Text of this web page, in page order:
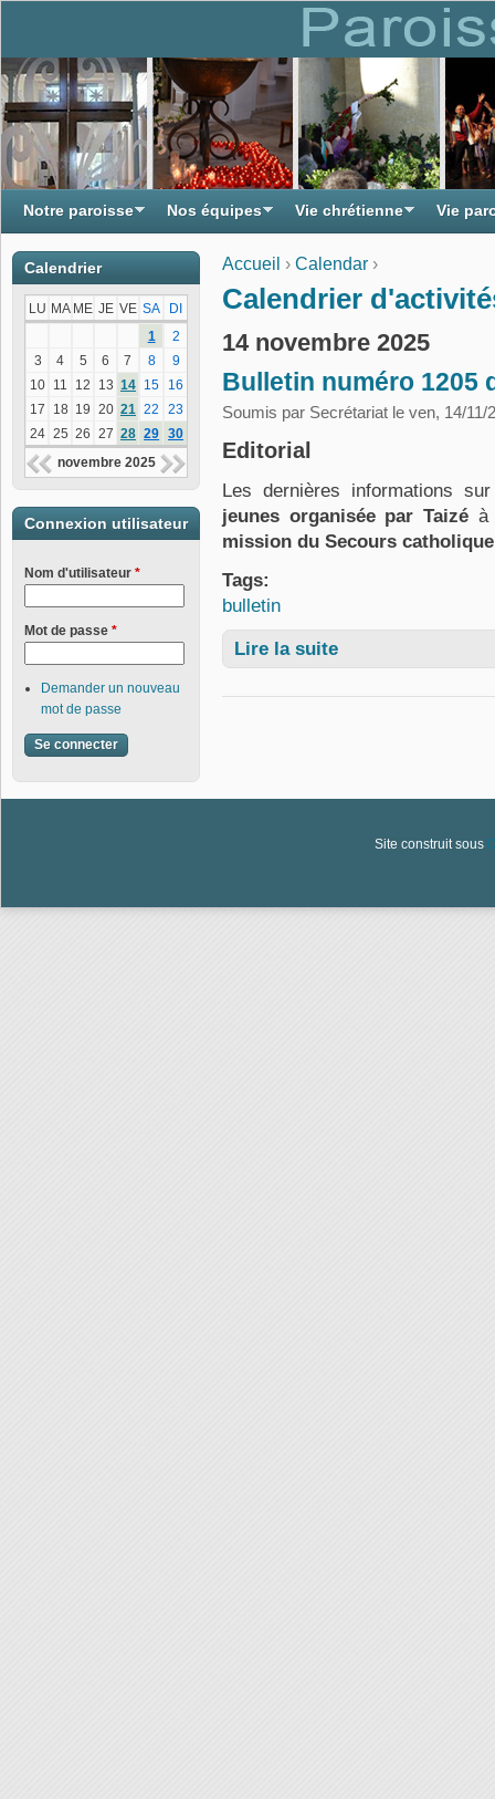
Vous êtes ici
Accueil › Calendar ›
Calendrier
14 novembre 2025
Bulletin numéro 1205
Soumis par Secrétariat le ven, 14/11/
Editorial
Les dernières informations
jeunes organisée par Taizéà
mission du Secours catholique
Tags:
bulletin
Lire la suite
Notre paroisse Nos équipes Vie chrétienne Vie
Calendrier
LU MA ME JE VE SA
DI
1
2
3
4 5 6 7 8
9
10 11 12 13 14 15
16
17
18 19 20 21 22
23
24 25 26 27 28 29 30
novembre 2025
Connexion utilisateur
Nom d'utilisateur *
Mot de passe *
Demander un nouveau
mot de passe
Site construit sous